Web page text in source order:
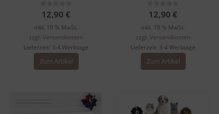
0out of 5
12,90 €
inkl. 19 % MwSt.
zzgl. Versandkosten
Lieferzeit: 3-4 Werktage
Zum Artikel
0out of 5
12,90 €
inkl. 19 % MwSt.
zzgl. Versandkosten
Lieferzeit: 3-4 Werktage
Zum Artikel